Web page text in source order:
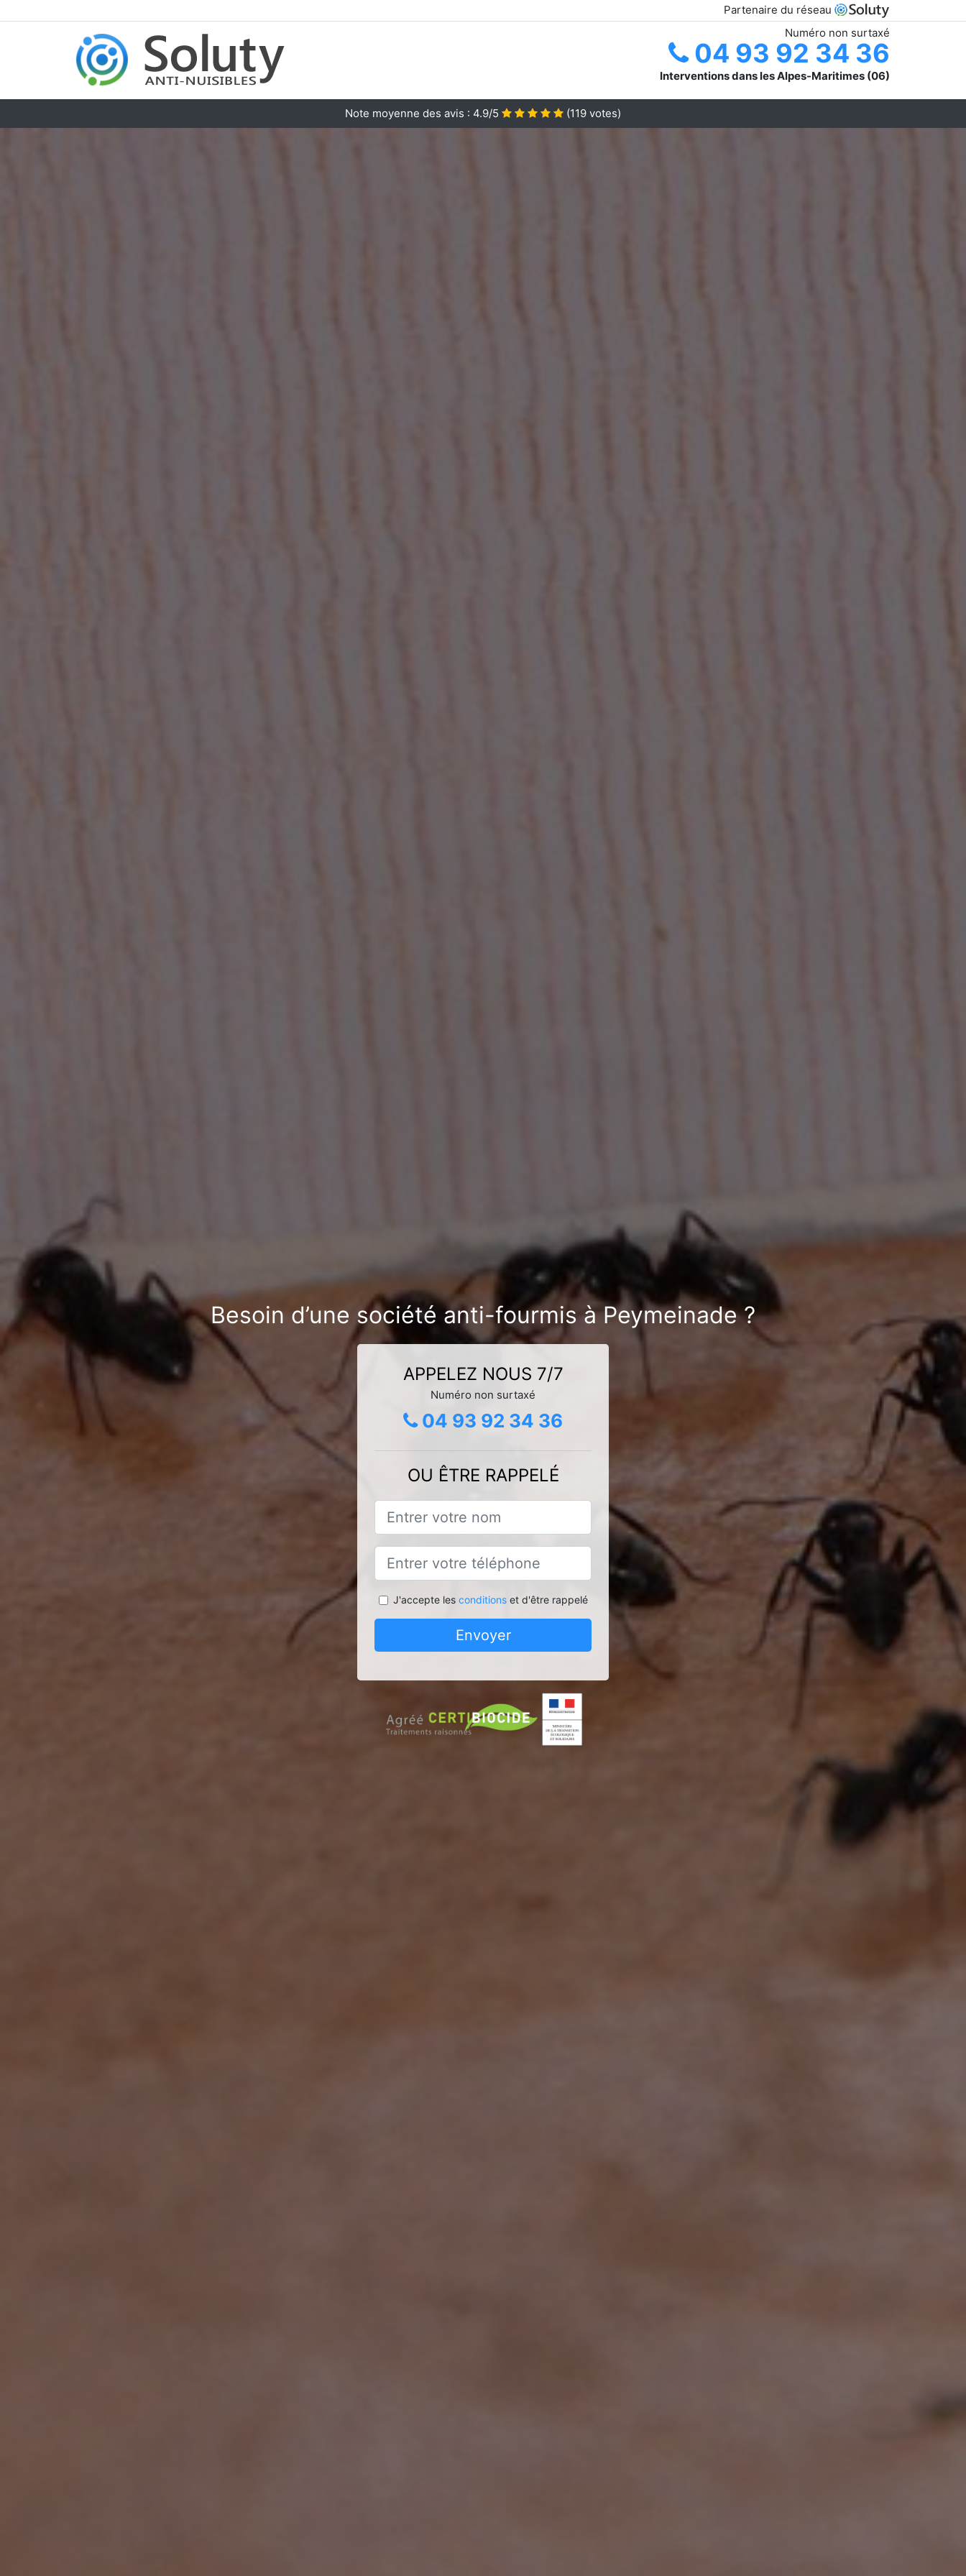
Partenaire du réseau
Numéro non surtaxé
04 93 92 34 36
Interventions dans les Alpes-Maritimes (06)
Note moyenne des avis : 4.9/5 (119 votes)
Besoin d’une société anti-fourmis à Peymeinade ?
APPELEZ NOUS 7/7
Numéro non surtaxé
04 93 92 34 36
OU ÊTRE RAPPELÉ
J'accepte les conditionset d'être rappelé
Envoyer